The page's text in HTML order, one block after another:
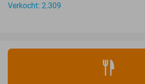
Verkocht: 2.309